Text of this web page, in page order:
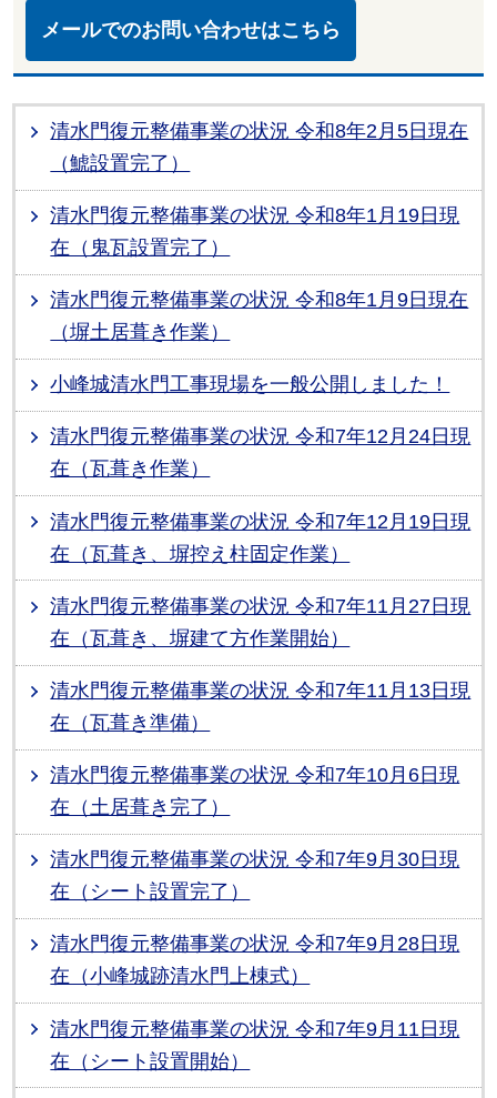
メールでのお問い合わせはこちら
清水門復元整備事業の状況 令和8年2月5日現在
（鯱設置完了）
清水門復元整備事業の状況 令和8年1月19日現
在（鬼瓦設置完了）
清水門復元整備事業の状況 令和8年1月9日現在
（塀土居葺き作業）
小峰城清水門工事現場を一般公開しました！
清水門復元整備事業の状況 令和7年12月24日現
在（瓦葺き作業）
清水門復元整備事業の状況 令和7年12月19日現
在（瓦葺き、塀控え柱固定作業）
清水門復元整備事業の状況 令和7年11月27日現
在（瓦葺き、塀建て方作業開始）
清水門復元整備事業の状況 令和7年11月13日現
在（瓦葺き準備）
清水門復元整備事業の状況 令和7年10月6日現
在（土居葺き完了）
清水門復元整備事業の状況 令和7年9月30日現
在（シート設置完了）
清水門復元整備事業の状況 令和7年9月28日現
在（小峰城跡清水門上棟式）
清水門復元整備事業の状況 令和7年9月11日現
在（シート設置開始）